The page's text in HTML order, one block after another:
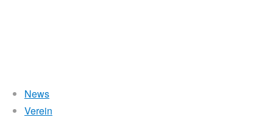
News
Verein
Wasserstand Donau